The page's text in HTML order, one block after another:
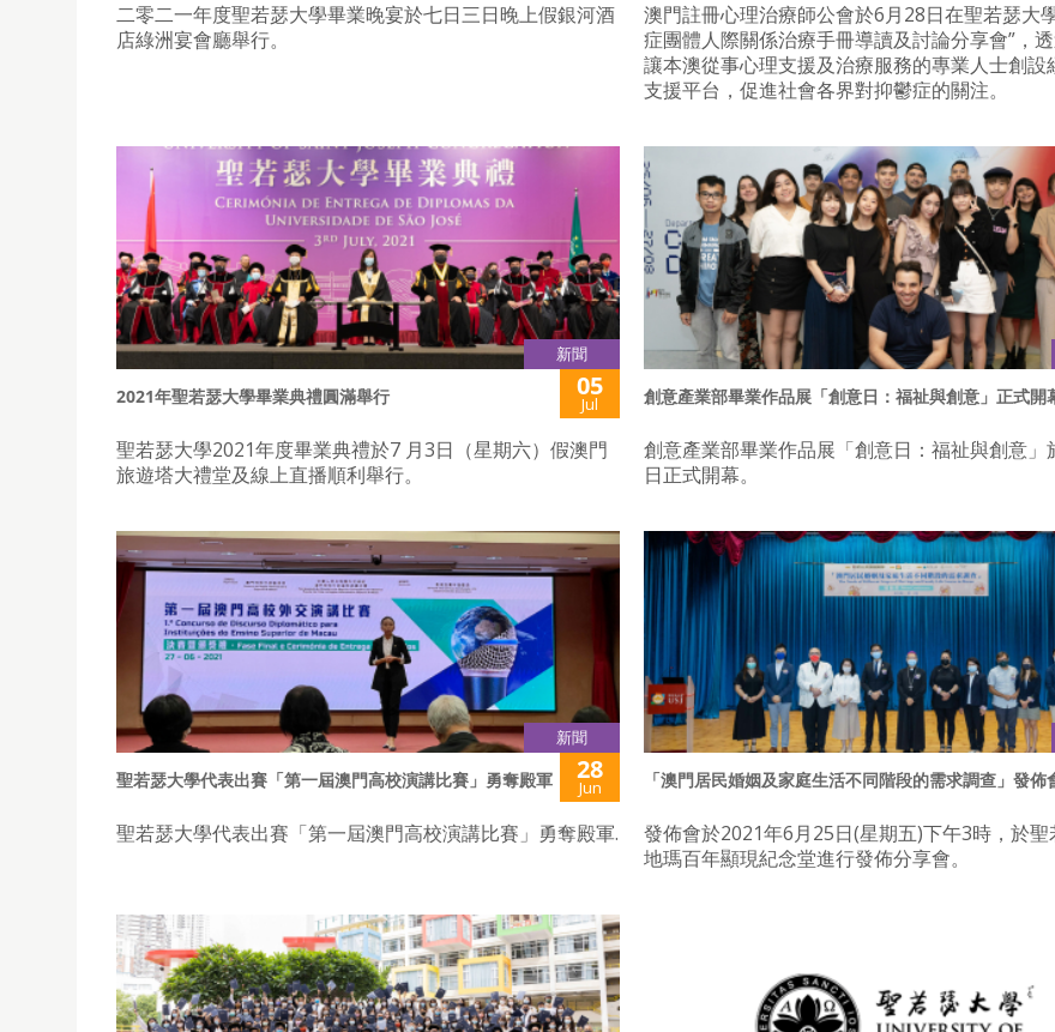
二零二一年度聖若瑟大學畢業晚宴於七日三日晚上假銀河酒
店綠洲宴會廳舉行。
澳門註冊心理治療師公會於6月28日在聖若瑟大
症團體人際關係治療手冊導讀及討論分享會”，
讓本澳從事心理支援及治療服務的專業人士創設
支援平台，促進社會各界對抑鬱症的關注。
新聞
2021年聖若瑟大學畢業典禮圓滿舉行 05
Jul
聖若瑟大學2021年度畢業典禮於7 月3日（星期六）假澳門
旅遊塔大禮堂及線上直播順利舉行。
創意產業部畢業作品展「創意日：福祉與創意」正式開
創意產業部畢業作品展「創意日：福祉與創意」
日正式開幕。
新聞
聖若瑟大學代表出賽「第一屆澳門高校演講比賽」勇奪殿軍 28
Jun
聖若瑟大學代表出賽「第一屆澳門高校演講比賽」勇奪殿軍.
「澳門居民婚姻及家庭生活不同階段的需求調查」發佈
發佈會於2021年6月25日(星期五)下午3時，於
地瑪百年顯現紀念堂進行發佈分享會。